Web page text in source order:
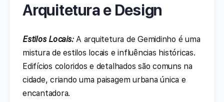
Arquitetura e Design
Estilos Locais:A arquitetura de Gemidinho é uma
mistura de estilos locais e influências históricas.
Edifícios coloridos e detalhados são comuns na
cidade, criando uma paisagem urbana única e
encantadora.